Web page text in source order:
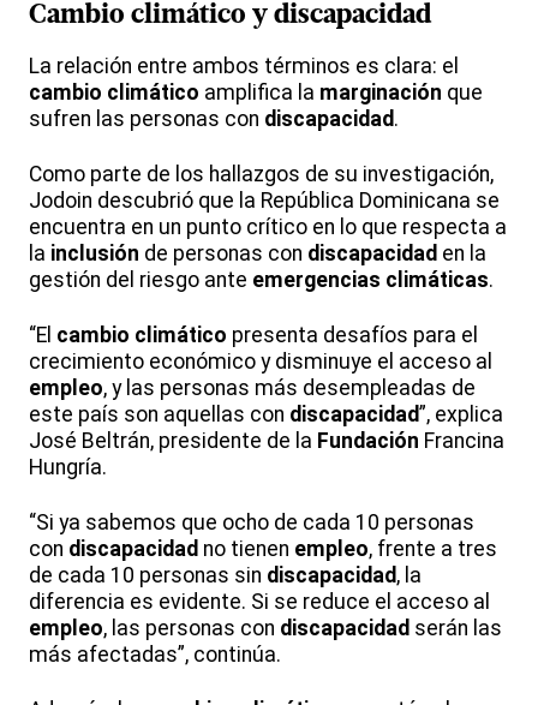
Cambio climático y discapacidad
La relación entre ambos términos es clara: el
cambio climático amplifica la marginación que
sufren las personas con discapacidad .
Como parte de los hallazgos de su investigación,
Jodoin descubrió que la República Dominicana se
encuentra en un punto crítico en lo que respecta a
la inclusión de personas con discapacidad en la
gestión del riesgo ante emergencias climáticas.
“El cambio climático presenta desafíos para el
crecimiento económico y disminuye el acceso al
empleo, y las personas más desempleadas de
este país son aquellas con discapacidad”, explica
José Beltrán, presidente de la Fundación Francina
Hungría.
“Si ya sabemos que ocho de cada 10 personas
con discapacidad no tienen empleo, frente a tres
de cada 10 personas sin discapacidad , la
diferencia es evidente. Si se reduce el acceso al
empleo, las personas con discapacidad serán las
más afectadas”, continúa.